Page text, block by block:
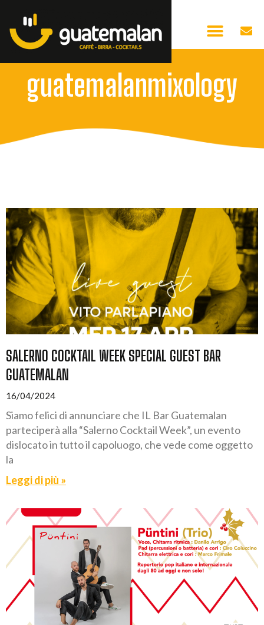
guatemalanmixology
SALERNO COCKTAIL WEEK SPECIAL GUEST BAR
GUATEMALAN
16/04/2024
Siamo felici di annunciare che IL Bar Guatemalan
parteciperà alla “Salerno Cocktail Week”, un evento
dislocato in tutto il capoluogo, che vede come oggetto
la
Leggi di più »